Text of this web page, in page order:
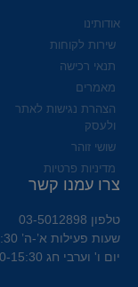
אודותינו
שירות לקוחות
תנאי רכישה
מאמרים
הצהרת נגישות לאתר
ולעסק
שושי זוהר
מדיניות פרטיות
צרו עמנו קשר
טלפון 03-5012898
שעות פעילות א’-ה’ 10:00-20:30
יום ו' וערבי חג 9:00-15:30